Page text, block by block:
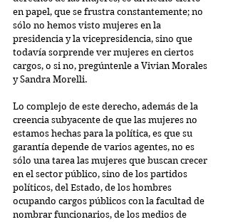
en papel, que se frustra constantemente; no
sólo no hemos visto mujeres en la
presidencia y la vicepresidencia, sino que
todavía sorprende ver mujeres en ciertos
cargos, o si no, pregúntenle a Vivian Morales
y Sandra Morelli.
Lo complejo de este derecho, además de la
creencia subyacente de que las mujeres no
estamos hechas para la política, es que su
garantía depende de varios agentes, no es
sólo una tarea las mujeres que buscan crecer
en el sector público, sino de los partidos
políticos, del Estado, de los hombres
ocupando cargos públicos con la facultad de
nombrar funcionarios, de los medios de